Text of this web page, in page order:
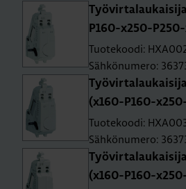
P160-x250-
Tuotekoodi:
Sähkönumero:
Työ­vir­ta­lau­kai­si­ja
(x160-P160-
Tuotekoodi:
Sähkönumero:
(x160-P160-